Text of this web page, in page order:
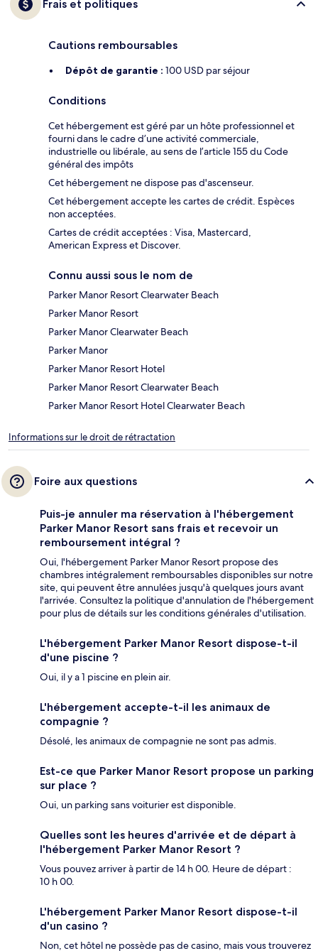
Frais et politiques
Cautions remboursables
Dépôt de garantie : 100 USD par séjour
Conditions
Cet hébergement est géré par un hôte professionnel et
fourni dans le cadre d’une activité commerciale,
industrielle ou libérale, au sens de l’article 155 du Code
général des impôts
Cet hébergement ne dispose pas d'ascenseur.
Cet hébergement accepte les cartes de crédit. Espèces
non acceptées.
Cartes de crédit acceptées : Visa, Mastercard,
American Express et Discover.
Connu aussi sous le nom de
Parker Manor Resort Clearwater Beach
Parker Manor Resort
Parker Manor Clearwater Beach
Parker Manor
Parker Manor Resort Hotel
Parker Manor Resort Clearwater Beach
Parker Manor Resort Hotel Clearwater Beach
Informations sur le droit de rétractation
Foire aux questions
Puis-je annuler ma réservation à l'hébergement
Parker Manor Resort sans frais et recevoir un
remboursement intégral ?
Oui, l'hébergement Parker Manor Resort propose des
chambres intégralement remboursables disponibles sur notre
site, qui peuvent être annulées jusqu'à quelques jours avant
l'arrivée. Consultez la politique d'annulation de l'hébergement
pour plus de détails sur les conditions générales d'utilisation.
L'hébergement Parker Manor Resort dispose-t-il
d'une piscine ?
Oui, il y a 1 piscine en plein air.
L'hébergement accepte-t-il les animaux de
compagnie ?
Désolé, les animaux de compagnie ne sont pas admis.
Est-ce que Parker Manor Resort propose un parking
sur place ?
Oui, un parking sans voiturier est disponible.
Quelles sont les heures d'arrivée et de départ à
l'hébergement Parker Manor Resort ?
Vous pouvez arriver à partir de 14 h 00. Heure de départ :
10 h 00.
L'hébergement Parker Manor Resort dispose-t-il
d'un casino ?
Non, cet hôtel ne possède pas de casino, mais vous trouverez